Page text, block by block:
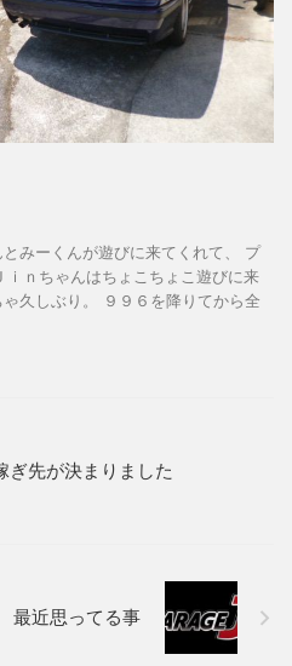
みーくんが遊びに来てくれて、 プ
ｎちゃんはちょこちょこ遊びに来
久しぶり。 ９９６を降りてから全
ぎ先が決まりました
最近思ってる事